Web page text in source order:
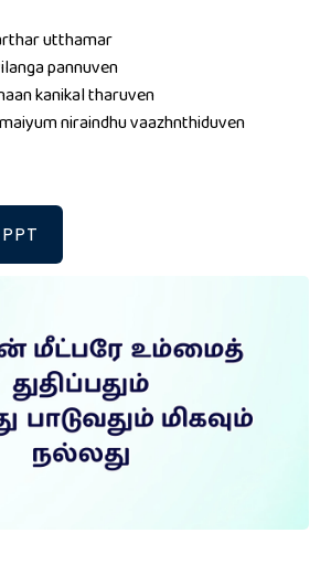
utthamar
pannuven
kanikal tharuven
niraindhu vaazhnthiduven